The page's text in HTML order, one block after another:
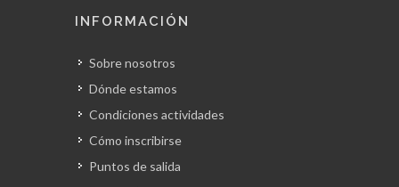
INFORMACIÓN
Sobre nosotros
Dónde estamos
Condiciones actividades
Cómo inscribirse
Puntos de salida